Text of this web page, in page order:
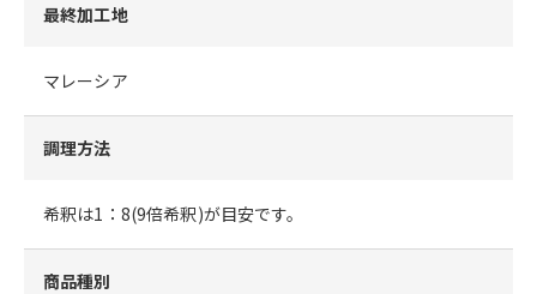
最終加工地
マレーシア
調理方法
希釈は1：8(9倍希釈)が目安です。
商品種別